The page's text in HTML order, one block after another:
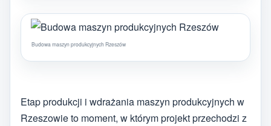
Budowa maszyn produkcyjnych Rzeszów
Etap produkcji i wdrażania maszyn produkcyjnych w
Rzeszowie to moment, w którym projekt przechodzi z